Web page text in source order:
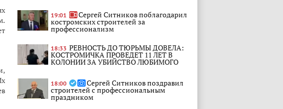
19:01 Сергей Ситников поблагодарил
костромских строителей за
профессионализм
18:33 РЕВНОСТЬ ДО ТЮРЬМЫ ДОВЕЛА:
КОСТРОМИЧКА ПРОВЕДЕТ 11 ЛЕТ В
КОЛОНИИ ЗА УБИЙСТВО ЛЮБИМОГО
18:00 Сергей Ситников поздравил
строителей с профессиональным
праздником